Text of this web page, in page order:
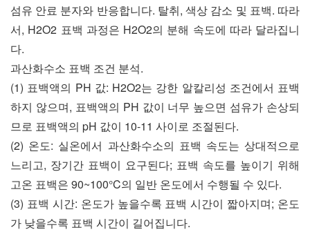
섬유 안료 분자와 반응합니다. 탈취, 색상 감소 및 표백. 따라
서, H2O2 표백 과정은 H2O2의 분해 속도에 따라 달라집니
다.
과산화수소 표백 조건 분석.
(1) 표백액의 PH 값: H2O2는 강한 알칼리성 조건에서 표백
하지 않으며, 표백액의 PH 값이 너무 높으면 섬유가 손상되
므로 표백액의 pH 값이 10-11 사이로 조절된다.
(2) 온도: 실온에서 과산화수소의 표백 속도는 상대적으로
느리고, 장기간 표백이 요구된다; 표백 속도를 높이기 위해
고온 표백은 90~100°C의 일반 온도에서 수행될 수 있다.
(3) 표백 시간: 온도가 높을수록 표백 시간이 짧아지며; 온도
가 낮을수록 표백 시간이 길어집니다.